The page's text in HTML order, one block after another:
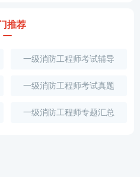
推荐
一级消防工程师考试辅导
一级消防工程师考试真题
一级消防工程师专题汇总